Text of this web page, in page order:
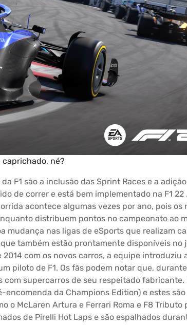
né?
F1 são a inclusão das Sprint Races e a
de correr e está bem implementado na F1 22
acontece algumas vezes por ano, pois os
distribuem pontos no campeonato ao
mudança nas ligas de eSports que realizam
também estão prontamente disponíveis no
com os novos carros, a equipe introduziu
piloto de F1. Os fãs podem notar que,
supercarros de seu respeitado fabricante.
da Champions Edition) e estes são
o McLaren Artura e Ferrari Roma e F8 Tributo
de Pirelli Hot Laps e são espalhados